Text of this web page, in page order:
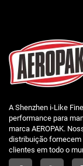
A Shenzhen i-Like
performance para
marca AEROPAK.
distribuição fornecem
clientes em todo o